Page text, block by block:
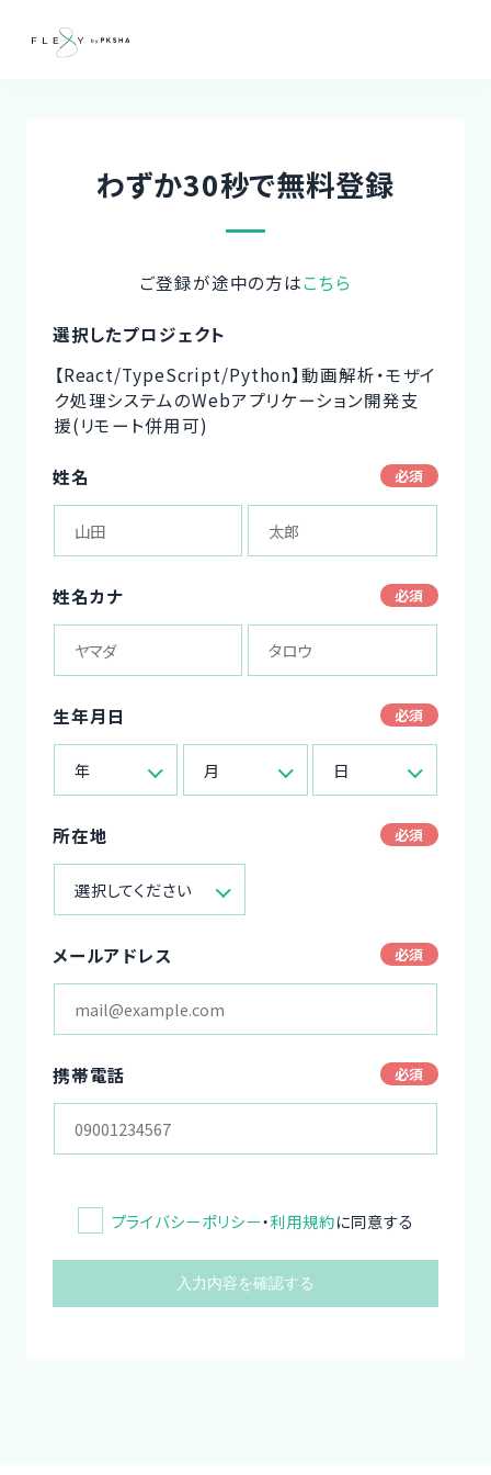
わずか30秒で無料登録
ご登録が途中の方はこちら
選択したプロジェクト
【React/TypeScript/Python】動画解析・モザイ
ク処理システムのWebアプリケーション開発支
援(リモート併用可)
姓名
姓名カナ
生年月日
年 月 日
所在地
選択してください
メールアドレス
携帯電話
プライバシーポリシー・利用規約に同意する
入力内容を確認する